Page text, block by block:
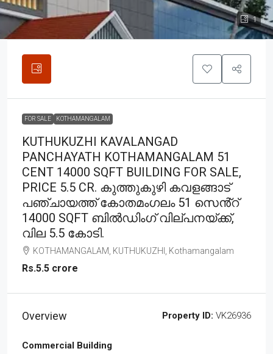
1
FOR SALE KOTHAMANGALAM
KUTHUKUZHI KAVALANGAD
PANCHAYATH KOTHAMANGALAM 51
CENT 14000 SQFT BUILDING FOR SALE,
PRICE 5.5 CR. കുത്തുകുഴി കവളങ്ങാട്
പഞ്ചായത്ത് കോതമംഗലം 51 സെൻ്റ്
14000 SQFT ബിൽഡിംഗ്‌ വില്പനയ്ക്ക്,
വില 5.5 കോടി.
KOTHAMANGALAM, KUTHUKUZHI, Kothamangalam
Rs.5.5 crore
Overview Property ID: VK26936
Commercial Building